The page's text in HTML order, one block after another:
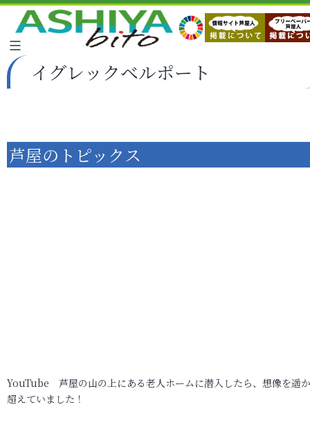
イグレックベルポート
芦屋のトピックス
YouTube 芦屋の山の上にある老人ホームに潜入したら、想像を遥
超えていました！